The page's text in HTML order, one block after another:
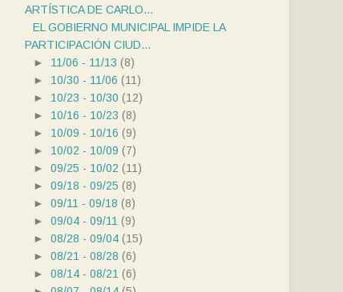
ARTÍSTICA DE CARLO...
EL GOBIERNO MUNICIPAL IMPIDE LA
PARTICIPACIÓN CIUD...
► 11/06 - 11/13 (8)
► 10/30 - 11/06 (11)
► 10/23 - 10/30 (12)
► 10/16 - 10/23 (8)
► 10/09 - 10/16 (9)
► 10/02 - 10/09 (7)
► 09/25 - 10/02 (11)
► 09/18 - 09/25 (8)
► 09/11 - 09/18 (8)
► 09/04 - 09/11 (9)
► 08/28 - 09/04 (15)
► 08/21 - 08/28 (6)
► 08/14 - 08/21 (6)